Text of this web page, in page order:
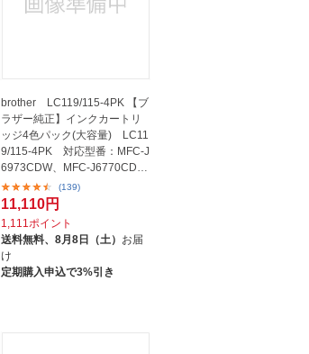
brother LC119/115-4PK 【ブ
ラザー純正】インクカートリ
ッジ4色パック(大容量) LC11
9/115-4PK 対応型番：MFC-J
6973CDW、MFC-J6770CD
W、MFC-J6573...
(139)
11,110円
1,111ポイント
送料無料、 8月8日（土） お届
け
定期購入申込で3%引き